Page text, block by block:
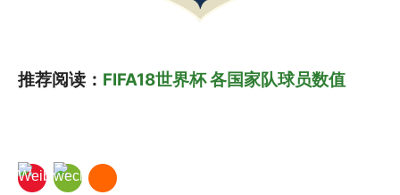
推荐阅读： FIFA18世界杯 各国家队球员数值